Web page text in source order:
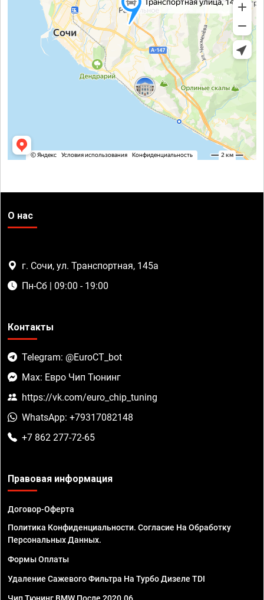
О нас
г. Сочи, ул. Транспортная, 145а
Пн-Сб | 09:00 - 19:00
Контакты
Telegram: @EuroCT_bot
Max: Евро Чип Тюнинг
https://vk.com/euro_chip_tuning
WhatsApp: +79317082148
+7 862 277-72-65
Правовая информация
Договор-Оферта
Политика Конфиденциальности. Согласие На Обработку
Персональных Данных.
Формы Оплаты
Удаление Сажевого Фильтра На Турбо Дизеле TDI